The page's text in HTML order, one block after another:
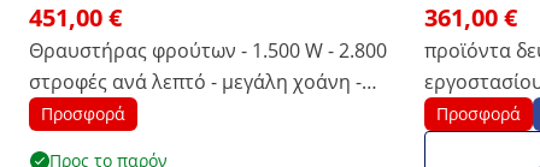
451,00 €
Θραυστήρας φρούτων - 1.500 W - 2.800
στροφές ανά λεπτό - μεγάλη χοάνη -
Wiesenfield
Προσφορά
Προς το παρόν
361,00 €
προϊόντα
1.500 W -
μεγάλη
Προσφορά